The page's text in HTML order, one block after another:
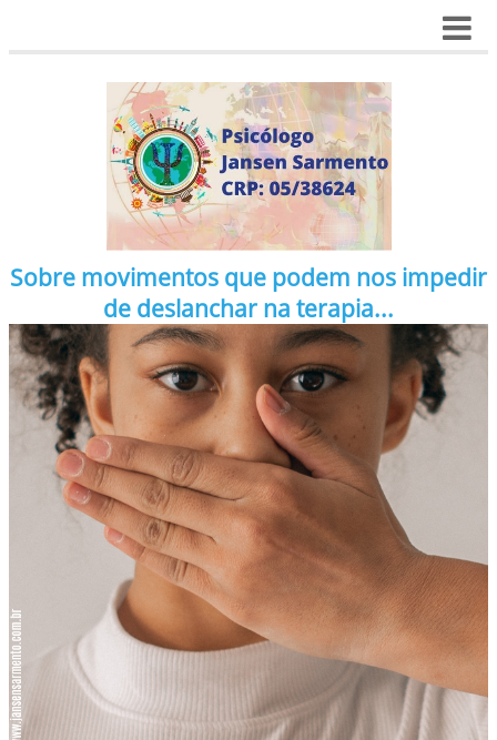
Sobre movimentos que podem nos impedir
de deslanchar na terapia...